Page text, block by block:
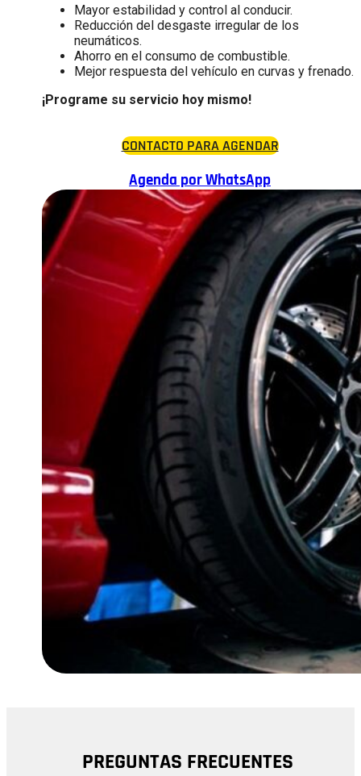
Mayor estabilidad y control al conducir.
Reducción del desgaste irregular de los
neumáticos.
Ahorro en el consumo de combustible.
Mejor respuesta del vehículo en curvas y frenado.
¡Programe su servicio hoy mismo!
CONTACTO PARA AGENDAR
Agenda por WhatsApp
PREGUNTAS FRECUENTES